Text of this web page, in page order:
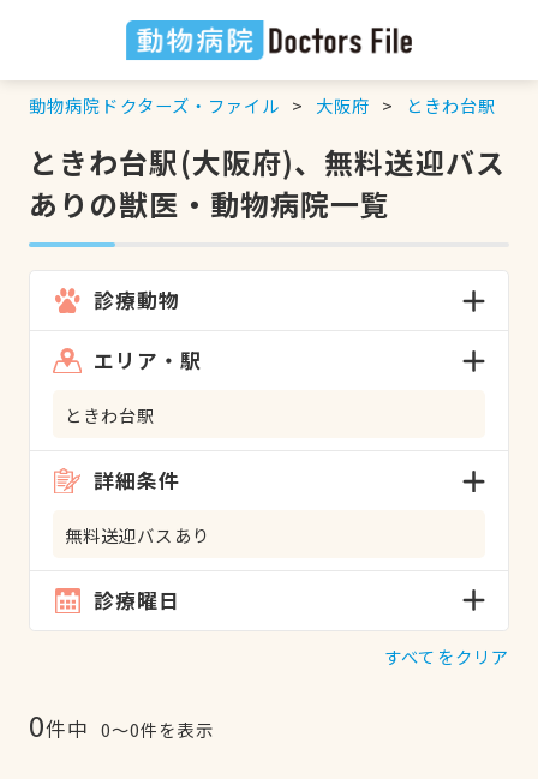
動物病院ドクターズ・ファイル 大阪府 ときわ台駅
ときわ台駅(大阪府)、無料送迎バス
ありの獣医・動物病院一覧
診療動物
エリア・駅
ときわ台駅
詳細条件
無料送迎バスあり
診療曜日
すべてをクリア
0件中 0〜0件を表示